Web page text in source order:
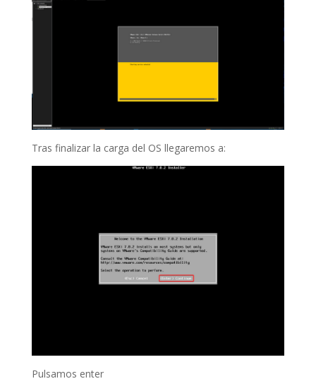
Tras finalizar la carga del OS llegaremos a:
Pulsamos enter